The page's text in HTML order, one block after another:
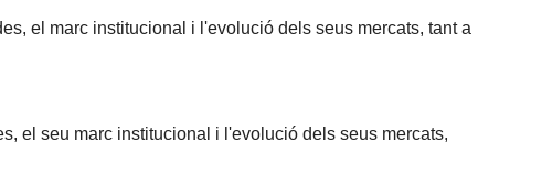
el marc institucional i l'evolució dels seus mercats, tant a
el seu marc institucional i l'evolució dels seus mercats,